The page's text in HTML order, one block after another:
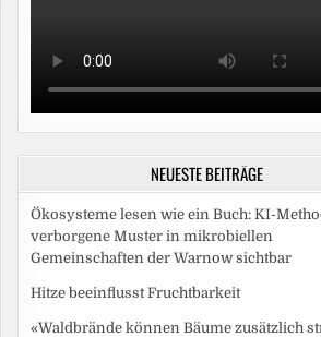
NEUESTE BEITRÄGE
Ökosysteme lesen wie ein Buch: KI-
verborgene Muster in mikrobiellen
Gemeinschaften der Warnow sichtbar
Hitze beeinflusst Fruchtbarkeit
«Waldbrände können Bäume zusätzlich